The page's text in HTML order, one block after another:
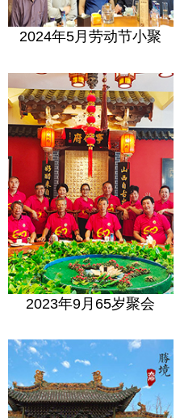
2024年5月劳动节小聚
2023年9月65岁聚会